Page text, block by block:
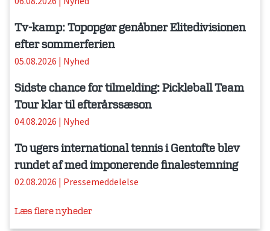
Tv-kamp: Topopgør genåbner Elitedivisionen
efter sommerferien
05.08.2026 | Nyhed
Sidste chance for tilmelding: Pickleball Team
Tour klar til efterårssæson
04.08.2026 | Nyhed
To ugers international tennis i Gentofte blev
rundet af med imponerende finalestemning
02.08.2026 | Pressemeddelelse
Læs flere nyheder